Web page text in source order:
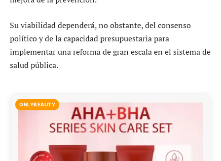
Su viabilidad dependerá, no obstante, del consenso
político y de la capacidad presupuestaria para
implementar una reforma de gran escala en el sistema de
salud pública.
ONLYBEAUTY